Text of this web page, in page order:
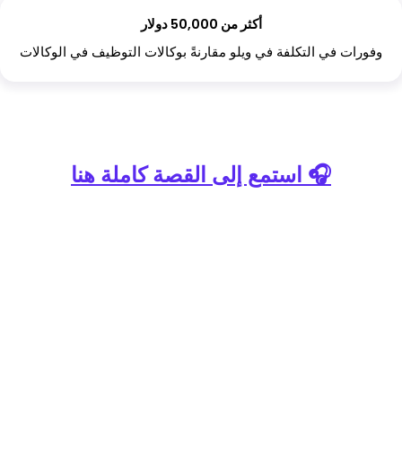
أكثر من 50,000 دولار
وفورات في التكلفة في ويلو مقارنةً بوكالات التوظيف في الوكالات
استمع إلى القصة كاملة هنا 🎧